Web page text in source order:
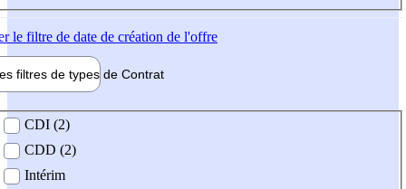
le filtre de date de création de l'offre
filtres de types de Contrat
contrat
CDI (2)
CDD (2)
Intérim